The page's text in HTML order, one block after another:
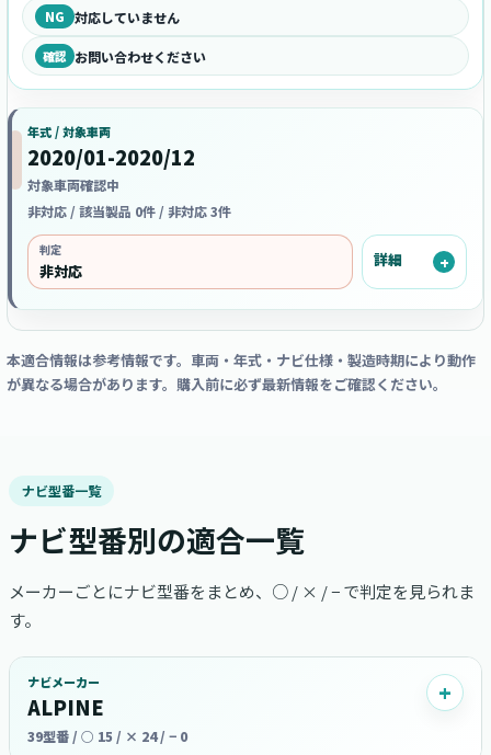
NG 対応していません
確認 お問い合わせください
年式 / 対象車両
2020/01-2020/12
対象車両確認中
非対応 / 該当製品 0件 / 非対応 3件
判定
非対応
詳細
本適合情報は参考情報です。車両・年式・ナビ仕様・製造時期により動作
が異なる場合があります。購入前に必ず最新情報をご確認ください。
ナビ型番一覧
ナビ型番別の適合一覧
メーカーごとにナビ型番をまとめ、○ / × / − で判定を見られま
す。
ナビメーカー
ALPINE
39型番 / ○ 15 / × 24 / − 0